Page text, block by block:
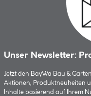
Unser Newsletter:
Jetzt den BayWa Bau &
Aktionen, Produktneuheiten
Inhalte basierend auf Ihrem